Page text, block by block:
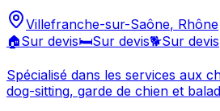
Villefranche-sur-Saône, Rhône
🏠Sur devis🛏️Sur devis🐕Sur devis
Spécialisé dans les services aux
dog-sitting, garde de chien et